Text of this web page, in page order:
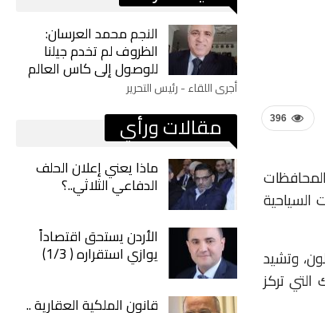
396
السياحية
وتشيد
التي تركز
النجم محمد العرسان:
الظروف لم تخدم جيلنا
للوصول إلى كاس العالم
أجرى اللقاء - رئيس التحرير
مقالات ورأي
ماذا يعني إعلان الحلف
الدفاعي الثلاثي..؟
الأردن يستحق اقتصاداً
يوازي استقراره ( 1/3)
قانون الملكية العقارية ..